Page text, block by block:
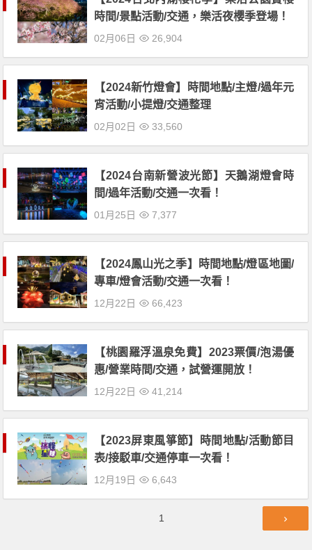
時間/景點活動/交通，樂活夜櫻季登場！
02月06日 26,904
【2024新竹燈會】時間地點/主燈/過年元
宵活動/小提燈/交通整理
02月02日 33,560
【2024台南新營波光節】天鵝湖燈會時
間/過年活動/交通一次看！
01月25日 7,377
【2024鳳山光之季】時間地點/燈區地圖/
專車/燈會活動/交通一次看！
12月22日 66,423
【桃園羅浮溫泉免費】2023票價/泡湯優
惠/營業時間/交通，試營運開放！
12月22日 41,214
【2023屏東風箏節】時間地點/活動節目
表/接駁車/交通停車一次看！
12月19日 6,643
1